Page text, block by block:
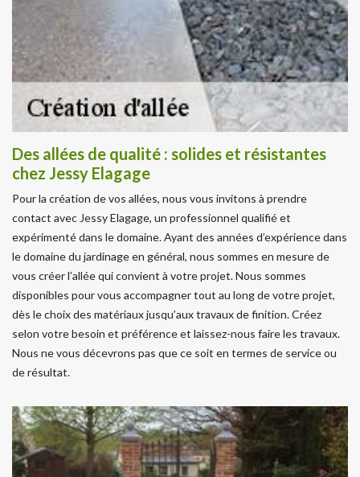
Des allées de qualité : solides et résistantes
chez Jessy Elagage
Pour la création de vos allées, nous vous invitons à prendre
contact avec Jessy Elagage, un professionnel qualifié et
expérimenté dans le domaine. Ayant des années d’expérience dans
le domaine du jardinage en général, nous sommes en mesure de
vous créer l’allée qui convient à votre projet. Nous sommes
disponibles pour vous accompagner tout au long de votre projet,
dès le choix des matériaux jusqu’aux travaux de finition. Créez
selon votre besoin et préférence et laissez-nous faire les travaux.
Nous ne vous décevrons pas que ce soit en termes de service ou
de résultat.